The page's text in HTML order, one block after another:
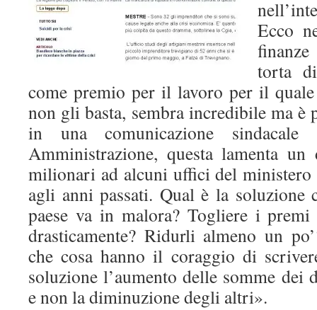
Ecco
torta
come premio per il lavoro per il
non gli basta, sembra incredibile ma
in una comunicazione
Amministrazione, questa lamenta
milionari ad alcuni uffici del ministero
agli anni passati. Qual è la soluzione
paese va in malora? Togliere i
drasticamente? Ridurli almeno un
che cosa hanno il coraggio di
soluzione l’aumento delle somme dei
e non la diminuzione degli altri».